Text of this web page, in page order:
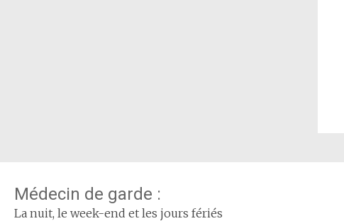
Médecin de garde :
La nuit, le week-end et les jours fériés